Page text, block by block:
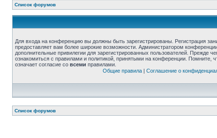
Список форумов
Для входа на конференцию вы должны быть зарегистрированы. Регистрация
предоставляет вам более широкие возможности. Администратором
дополнительные привилегии для зарегистрированных пользователей. Прежде
ознакомиться с правилами и политикой, принятыми на конференции. Помните,
означает согласие со всеми правилами.
Общие правила| Соглашение о
Список форумов